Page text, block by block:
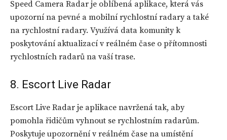
Speed Camera Radar je oblíbená aplikace, která vás
upozorní na pevné a mobilní rychlostní radary a také
na rychlostní radary. Využívá data komunity k
poskytování aktualizací v reálném čase o přítomnosti
rychlostních radarů na vaší trase.
8. Escort Live Radar
Escort Live Radar je aplikace navržená tak, aby
pomohla řidičům vyhnout se rychlostním radarům.
Poskytuje upozornění v reálném čase na umístění